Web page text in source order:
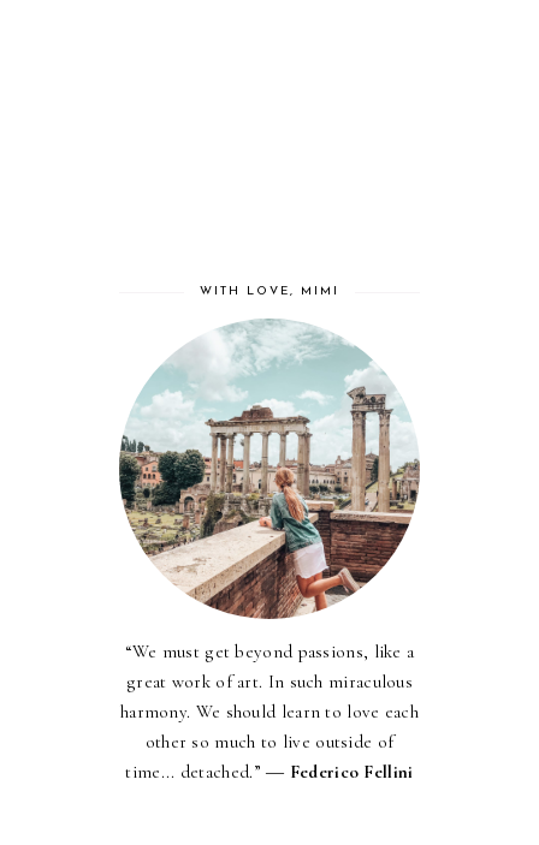
WITH LOVE, MIMI
“We must get beyond passions, like a
great work of art. In such miraculous
harmony. We should learn to love each
other so much to live outside of
time... detached.” ― Federico Fellini